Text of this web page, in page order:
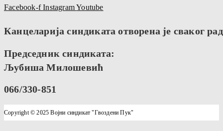
Facebook-f InstagramYoutube
Канцеларија синдиката отворена је сваког
Председник синдиката:
Љубиша Милошевић
066/330-851
Copyright © 2025 Војни синдикат "Гвоздени Пук"